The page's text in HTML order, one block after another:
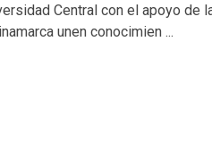
Central con el apoyo de
unen conocimien ...